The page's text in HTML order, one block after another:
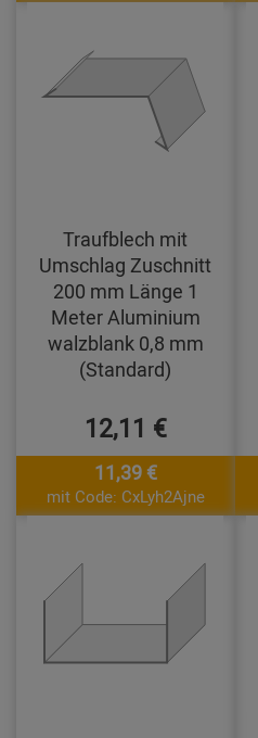
Traufblech mit
Umschlag Zuschnitt
200 mm Länge 1
Meter Aluminium
walzblank 0,8 mm
(Standard)
12,11 €
11,39 €
mit Code: CxLyh2Ajne